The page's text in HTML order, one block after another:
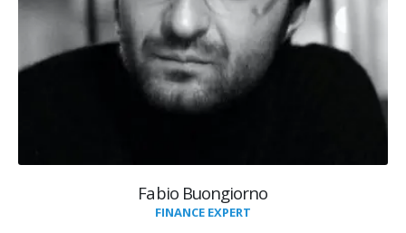
Fabio Buongiorno
FINANCE EXPERT